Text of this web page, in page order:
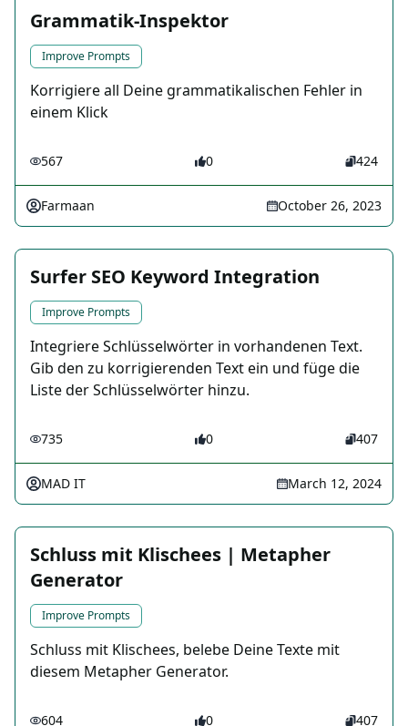
Grammatik-Inspektor
Improve Prompts
Korrigiere all Deine grammatikalischen Fehler in
einem Klick
567 0 424
Farmaan October 26, 2023
Surfer SEO Keyword Integration
Improve Prompts
Integriere Schlüsselwörter in vorhandenen Text.
Gib den zu korrigierenden Text ein und füge die
Liste der Schlüsselwörter hinzu.
735 0 407
MAD IT March 12, 2024
Schluss mit Klischees | Metapher
Generator
Improve Prompts
Schluss mit Klischees, belebe Deine Texte mit
diesem Metapher Generator.
604 0 407